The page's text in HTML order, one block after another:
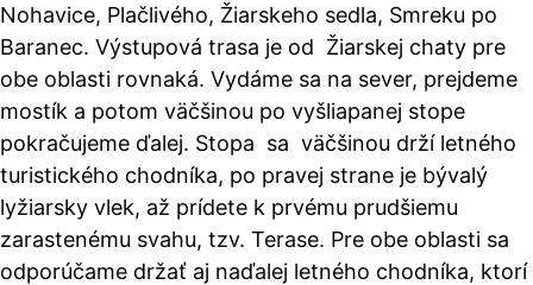
Nohavice, Plačlivého, Žiarskeho sedla, Smreku po
Baranec. Výstupová trasa je od Žiarskej chaty pre
obe oblasti rovnaká. Vydáme sa na sever, prejdeme
mostík a potom väčšinou po vyšliapanej stope
pokračujeme ďalej. Stopa sa väčšinou drží letného
turistického chodníka, po pravej strane je bývalý
lyžiarsky vlek, až prídete k prvému prudšiemu
zarastenému svahu, tzv. Terase. Pre obe oblasti sa
odporúčame držať aj naďalej letného chodníka, ktorí